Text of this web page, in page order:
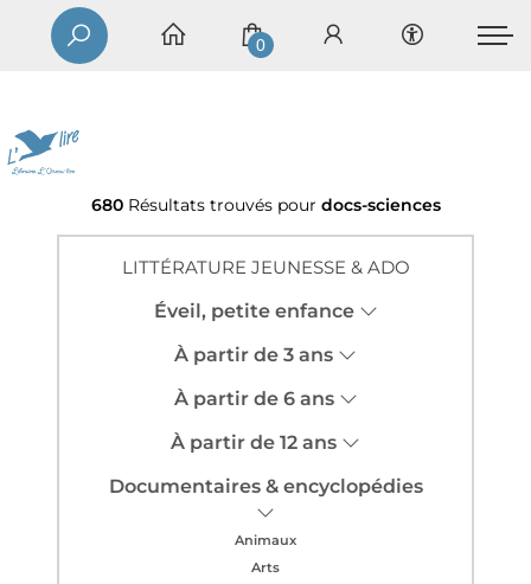
0
680 Résultats trouvés pour docs-sciences
LITTÉRATURE JEUNESSE & ADO
Éveil, petite enfance
À partir de 3 ans
À partir de 6 ans
À partir de 12 ans
Documentaires & encyclopédies
Animaux
Arts